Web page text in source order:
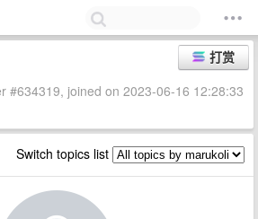
打赏
#634319, joined on 2023-06-16 12:28:33
Switch topics list